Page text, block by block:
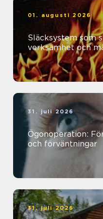
01. augusti 2026
Släcksystem som
verksamhet och
31. juli 2026
Ögonoperation:
och förväntningar
31. juli 2026